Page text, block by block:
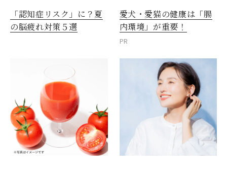
「認知症リスク」に？夏
の脳疲れ対策５選
愛犬・愛猫の健康は「腸
内環境」が重要！
PR